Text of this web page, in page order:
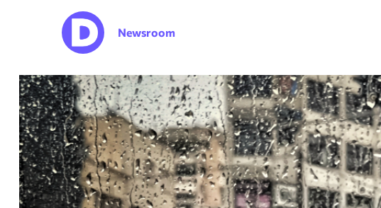
Newsroom